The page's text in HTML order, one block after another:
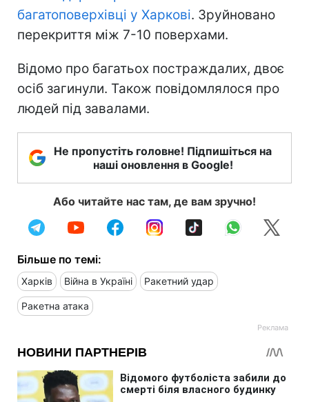
багатоповерхівці у Харкові. Зруйновано
перекриття між 7-10 поверхами.
Відомо про багатьох постраждалих, двоє
осіб загинули. Також повідомлялося про
людей під завалами.
Не пропустіть головне! Підпишіться на
наші оновлення в Google!
Або читайте нас там, де вам зручно!
Більше по темі:
Харків Війна в Україні Ракетний удар
Ракетна атака